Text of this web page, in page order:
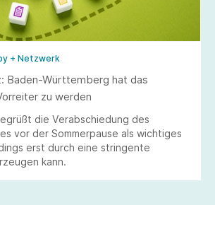
+ Netzwerk
Baden-Württemberg hat das
zu werden
die Verabschiedung des
vor der Sommerpause als wichtiges
erst durch eine stringente
kann.